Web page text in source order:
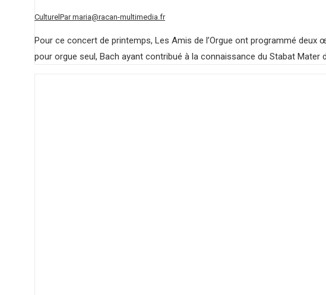
Culturel Parmaria@racan-multimedia.fr
Pour ce concert de printemps, Les Amis de l’Orgue ont programmé
pour orgue seul, Bach ayant contribué à la connaissance du Stabat